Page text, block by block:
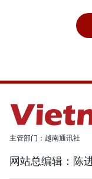
主管部门：越南通讯社
网站总编辑：陈